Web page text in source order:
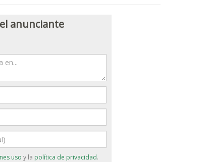
anunciante
uso y la política de privacidad.